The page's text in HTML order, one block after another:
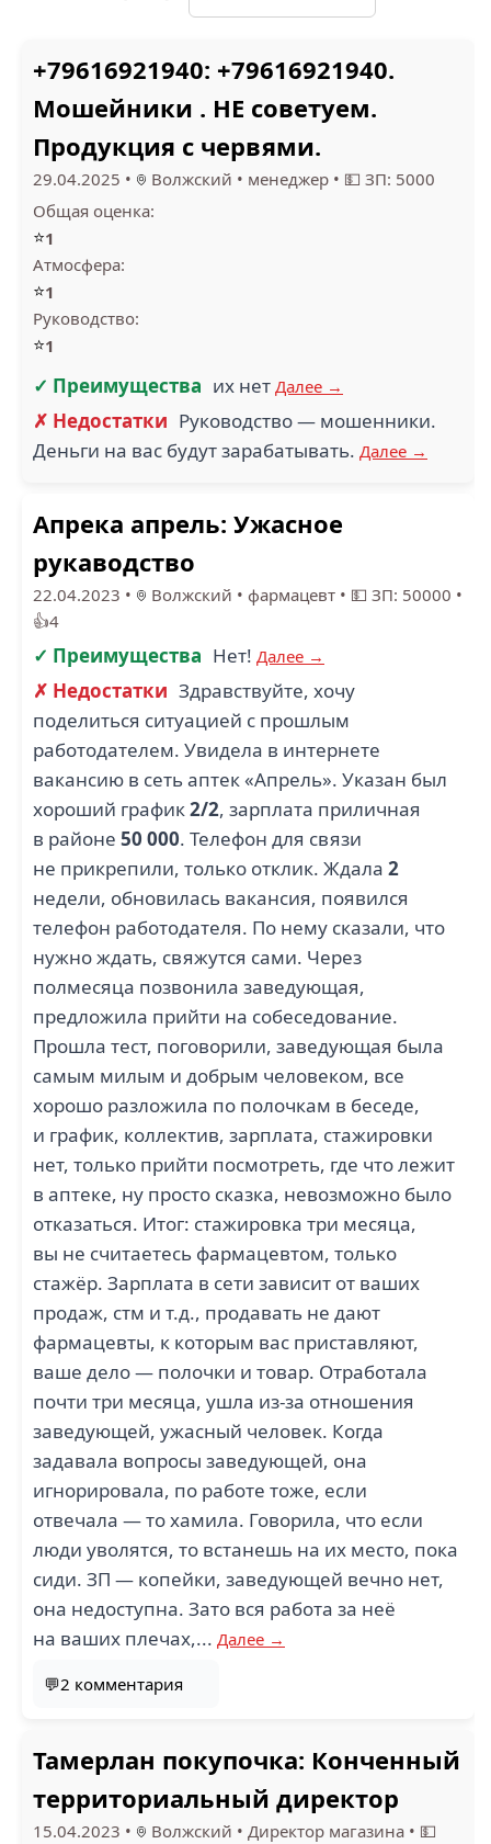
ЭТМ (1)
3
CALZEDONIA GROUP
(1) ТЕЛЕ2 (1)
3.7
НПК КАТРЕН (1)
1.8
ДОСТАВИСТА (1)
ЭТАЛОН (1) РАЗВИТИЕ (1)
ГЦСС (1) КАДРОФФ (1)
МОЕ ДЕЛО (1) CASTORAMA (1)
2
М.ВИДЕО (1)
+79616921940: +79616921940.
Мошейники . НЕ советуем.
Продукция с червями.
29.04.2025 • Волжский • менеджер • 💵 ЗП: 5000
Общая оценка:
⭐1
Атмосфера:
⭐1
Руководство:
⭐1
✓ Преимущества их нет Далее →
✗ Недостатки Руководство — мошенники.
Деньги на вас будут зарабатывать. Далее →
Апрека апрель: Ужасное
рукаводство
22.04.2023 • Волжский • фармацевт • 💵 ЗП: 50000 •
👍4
✓ Преимущества Нет! Далее →
✗ Недостатки Здравствуйте, хочу
поделиться ситуацией с прошлым
работодателем. Увидела в интернете
вакансию в сеть аптек «Апрель». Указан был
хороший график2/2, зарплата приличная
в районе 50 000. Телефон для связи
не прикрепили, только отклик. Ждала 2
недели, обновилась вакансия, появился
телефон работодателя. По нему сказали, что
нужно ждать, свяжутся сами. Через
полмесяца позвонила заведующая,
предложила прийти на собеседование.
Прошла тест, поговорили, заведующая была
самым милым и добрым человеком, все
хорошо разложила по полочкам в беседе,
и график, коллектив, зарплата, стажировки
нет, только прийти посмотреть, где что лежит
в аптеке, ну просто сказка, невозможно было
отказаться. Итог: стажировка три месяца,
вы не считаетесь фармацевтом, только
стажёр. Зарплата в сети зависит от ваших
продаж, стм и т.д., продавать не дают
фармацевты, к которым вас приставляют,
ваше дело — полочки и товар. Отработала
почти три месяца, ушла из-за отношения
заведующей, ужасный человек. Когда
задавала вопросы заведующей, она
игнорировала, по работе тоже, если
отвечала — то хамила. Говорила, что если
люди уволятся, то встанешь на их место, пока
сиди. ЗП — копейки, заведующей вечно нет,
она недоступна. Зато вся работа за неё
на ваших плечах,... Далее →
💬2 комментария
Тамерлан покупочка: Конченный
территориальный директор
15.04.2023 • Волжский • Директор магазина • 💵